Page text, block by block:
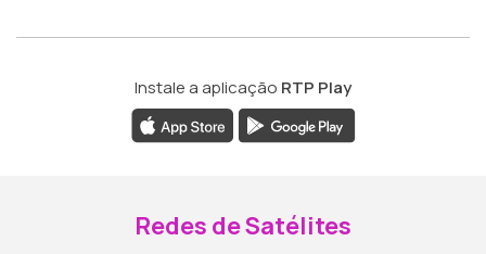
Instale a aplicação RTP Play
Redes de Satélites